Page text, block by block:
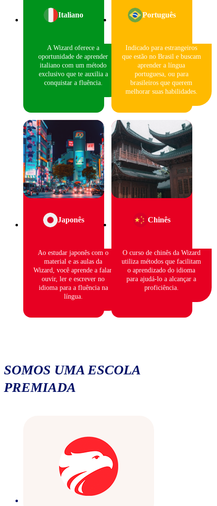
Italiano
A Wizard oferece a
oportunidade de aprender
italiano com um método
exclusivo que te auxilia a
conquistar a fluência.
Português
Indicado para estrangeiros
que estão no Brasil e buscam
aprender a língua
portuguesa, ou para
brasileiros que querem
melhorar suas habilidades.
Japonês
Ao estudar japonês com o
material e as aulas da
Wizard, você aprende a falar,
ouvir, ler e escrever no
idioma para a fluência na
língua.
Chinês
O curso de chinês da Wizard
utiliza métodos que facilitam
o aprendizado do idioma
para ajudá-lo a alcançar a
proficiência.
SOMOS UMA ESCOLA
PREMIADA